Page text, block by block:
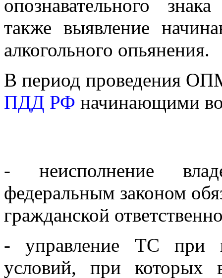
опознавательного
также выявление
алкогольного опьянения.
В период проведения
ПДД РФ начинающими
- неисполнение
федеральным законом
гражданской
- управление ТС при
условий, при которых